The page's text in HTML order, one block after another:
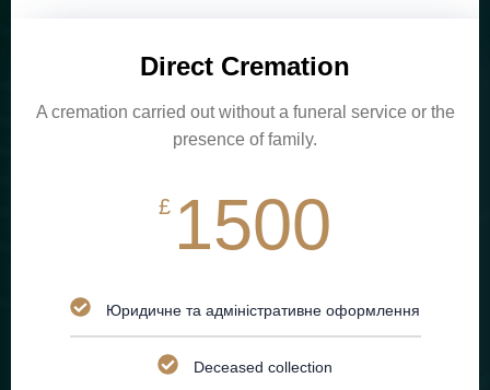
Direct Cremation
A cremation carried out without a funeral service or the
presence of family.
£ 1500
Юридичне та адміністративне оформлення
Deceased collection